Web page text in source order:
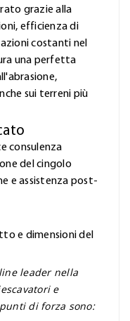
grazie alla
efficienza di
costanti nel
una perfetta
sui terreni più
consulenza
del cingolo
e assistenza post-
e dimensioni del
leader nella
e
di forza sono: